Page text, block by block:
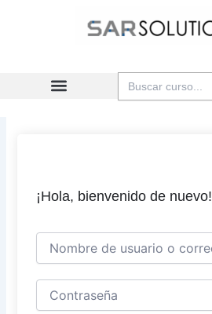
Buscar:
¡Hola, bienvenido de nuevo!